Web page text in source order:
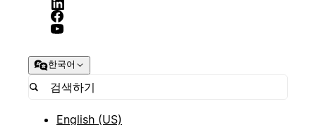
한국어
English (US)